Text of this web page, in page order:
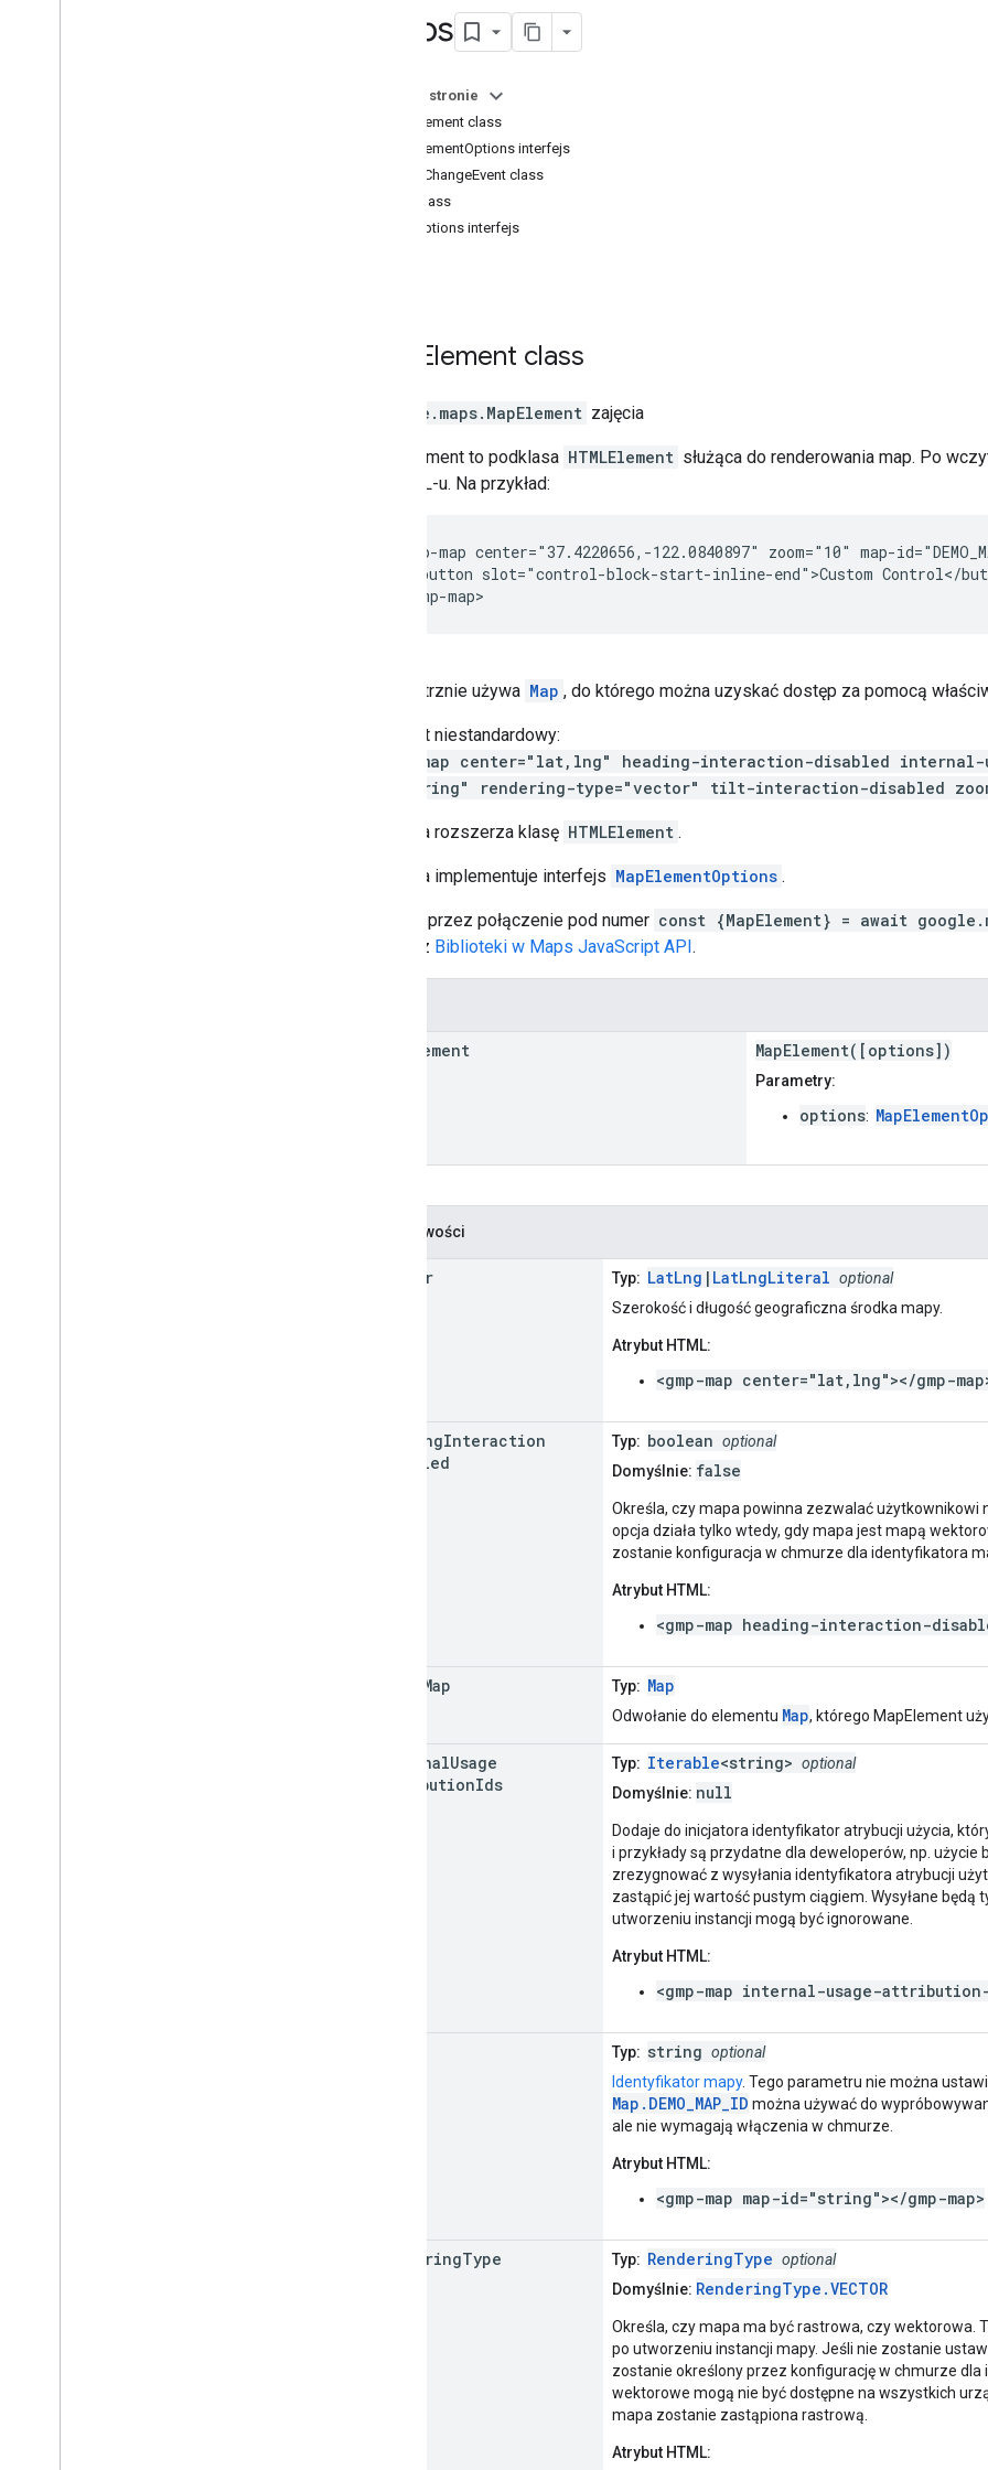
Maps
Na tej stronie
MapElement class
MapElementOptions interfejs
ZoomChangeEvent class
Map class
MapOptions interfejs
Element class
google.maps. MapElement zajęcia
MapElement to podklasa HTMLElement służąca do renderowania map. Po
w HTML-u. Na przykład:
<gmp-map center="37.4220656,-122.0840897" zoom="10" map-
<button slot="control-block-start-inline-end">Custom Control</
</gmp-map>
Wewnętrznie używa Map , do którego można uzyskać dostęp za pomocą
Element niestandardowy:
<gmp-map center="lat,lng" heading-interaction-disabled
id="string" rendering-type="vector" tilt-interaction-disabled
Ta klasa rozszerza klasę HTMLElement .
Ta klasa implementuje interfejs MapElementOptions .
Dostęp przez połączenie pod numer const {MapElement} = await
Zobacz Biblioteki w Maps JavaScript API.
Element MapElement([options])
Parametry:
options:
Właściwości
center Typ: LatLng | LatLngLiteral optional
Szerokość i długość geograficzna środka mapy.
Atrybut HTML:
<gmp-map center="lat,lng"></gmp-
headingInteraction
Disabled
Typ: boolean optional
Domyślnie: false
Określa, czy mapa powinna zezwalać
opcja działa tylko wtedy, gdy mapa jest mapą
zostanie konfiguracja w chmurze dla identyfikatora
Atrybut HTML:
<gmp-map heading-interaction-
Map Typ: Map
Odwołanie do elementu Map, którego MapElement
internalUsage
AttributionIds
Typ: Iterable<string> optional
Domyślnie: null
Dodaje do inicjatora identyfikator atrybucji użycia,
i przykłady są przydatne dla deweloperów, np.
zrezygnować z wysyłania identyfikatora atrybucji
zastąpić jej wartość pustym ciągiem. Wysyłane
utworzeniu instancji mogą być ignorowane.
Atrybut HTML:
<gmp-map internal-usage-
Typ: string optional
Identyfikator mapy. Tego parametru nie można
Map.DEMO_MAP_ID można używać do
ale nie wymagają włączenia w chmurze.
Atrybut HTML:
<gmp-map map-id="string"></gmp-map>
renderingType Typ: RenderingType optional
Domyślnie: RenderingType.VECTOR
Określa, czy mapa ma być rastrowa, czy wektorowa.
po utworzeniu instancji mapy. Jeśli nie zostanie
zostanie określony przez konfigurację w chmurze
wektorowe mogą nie być dostępne na wszystkich
mapa zostanie zastąpiona rastrową.
Atrybut HTML: